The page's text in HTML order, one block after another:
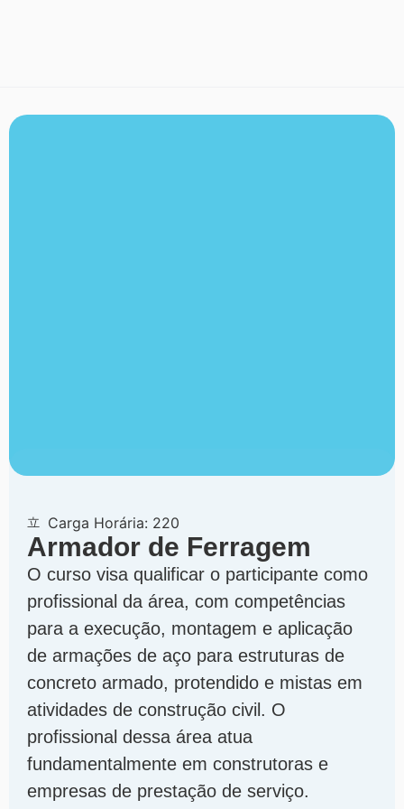
Carga Horária: 220
Armador de Ferragem
O curso visa qualificar o participante como
profissional da área, com competências
para a execução, montagem e aplicação
de armações de aço para estruturas de
concreto armado, protendido e mistas em
atividades de construção civil. O
profissional dessa área atua
fundamentalmente em construtoras e
empresas de prestação de serviço.